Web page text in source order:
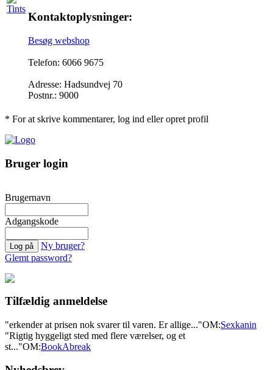
Kontaktoplysninger:
Besøg webshop
Telefon: 6066 9675
Adresse: Hadsundvej 70
Postnr.: 9000
* For at skrive kommentarer, log ind eller opret profil
Bruger login
Brugernavn
Adgangskode
Ny bruger?
Glemt password?
Tilfældig anmeldelse
"erkender at prisen nok svarer til varen. Er allige..."OM:Sexkanin
"Rigtig hyggeligt sted med flere værelser, og et
st..."OM:BookAbreak